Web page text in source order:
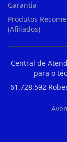
Garantia
Produtos
(Afiliados)
Central de
para o
61.728.592